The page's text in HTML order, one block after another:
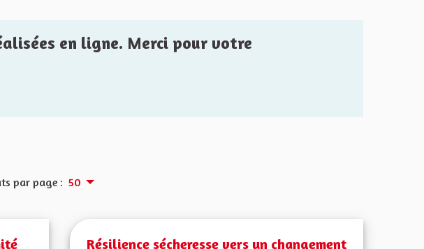
en ligne. Merci pour votre
par page : 50
Résilience sécheresse vers un changement